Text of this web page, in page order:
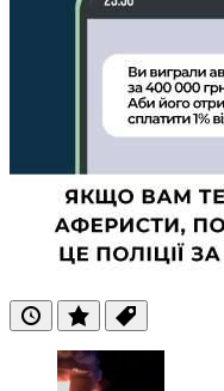
ОстанніПопулярні
Теги